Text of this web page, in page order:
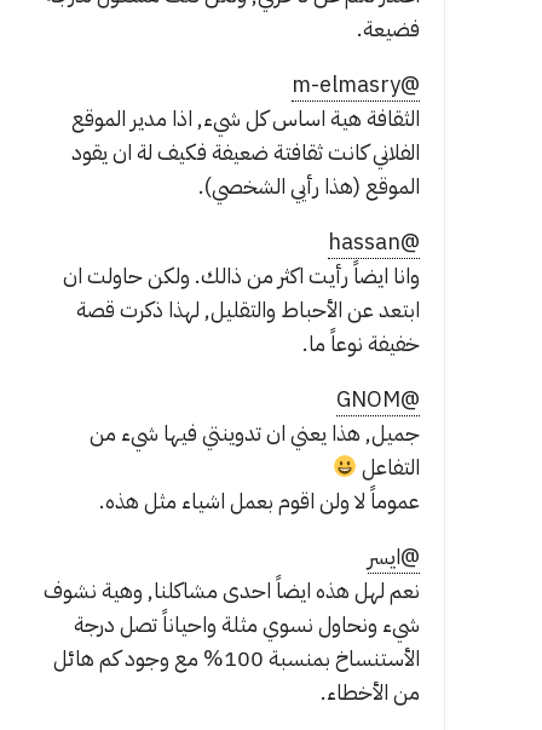
فضيعة.
@m-elmasry
الثقافة هية اساس كل شيء, اذا مدير الموقع
الفلاني كانت ثقافتة ضعيفة فكيف لة ان يقود
الموقع (هذا رأيي الشخصي).
@hassan
وانا ايضاً رأيت اكثر من ذالك. ولكن حاولت ان
ابتعد عن الأحباط والتقليل, لهذا ذكرت قصة
خفيفة نوعاً ما.
@GNOM
جميل, هذا يعني ان تدوينتي فيها شيء من
التفاعل
عموماً لا ولن اقوم بعمل اشياء مثل هذه.
@ايسر
نعم لهل هذه ايضاً احدى مشاكلنا, وهية نشوف
شيء ونحاول نسوي مثلة واحياناً تصل درجة
الأستنساخ بمنسبة 100% مع وجود كم هائل
من الأخطاء.